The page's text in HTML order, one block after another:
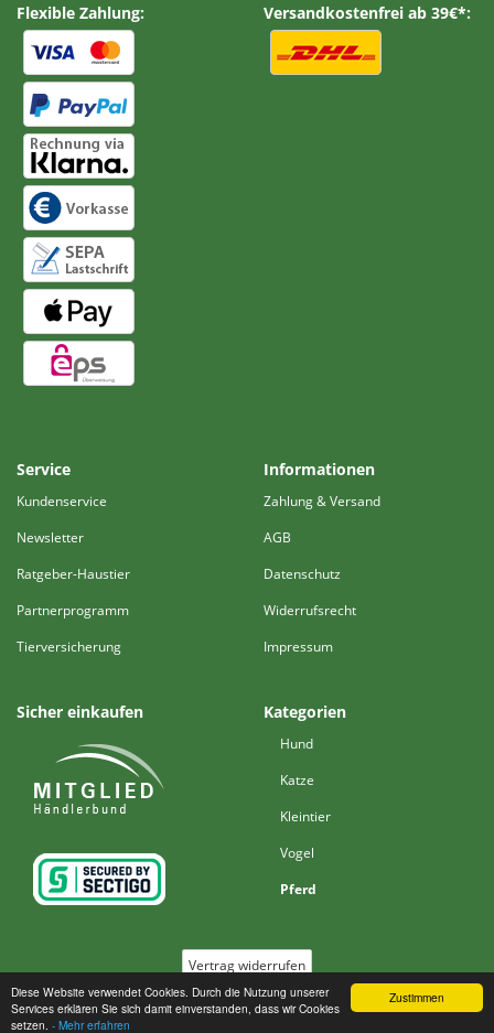
Zustimmen
Diese Website verwendet Cookies. Durch die Nutzung unserer
Services erklären Sie sich damit einverstanden, dass wir Cookies
setzen. - Mehr erfahren
Flexible Zahlung: Versandkostenfrei ab 39€*:
Service
Kundenservice
Newsletter
Ratgeber-Haustier
Partnerprogramm
Tierversicherung
Informationen
Zahlung & Versand
AGB
Datenschutz
Widerrufsrecht
Impressum
Sicher einkaufen Kategorien
Hund
Katze
Kleintier
Vogel
Pferd
Vertrag widerrufen
*Alle Preise inkl. MwSt., zzgl. ggf.